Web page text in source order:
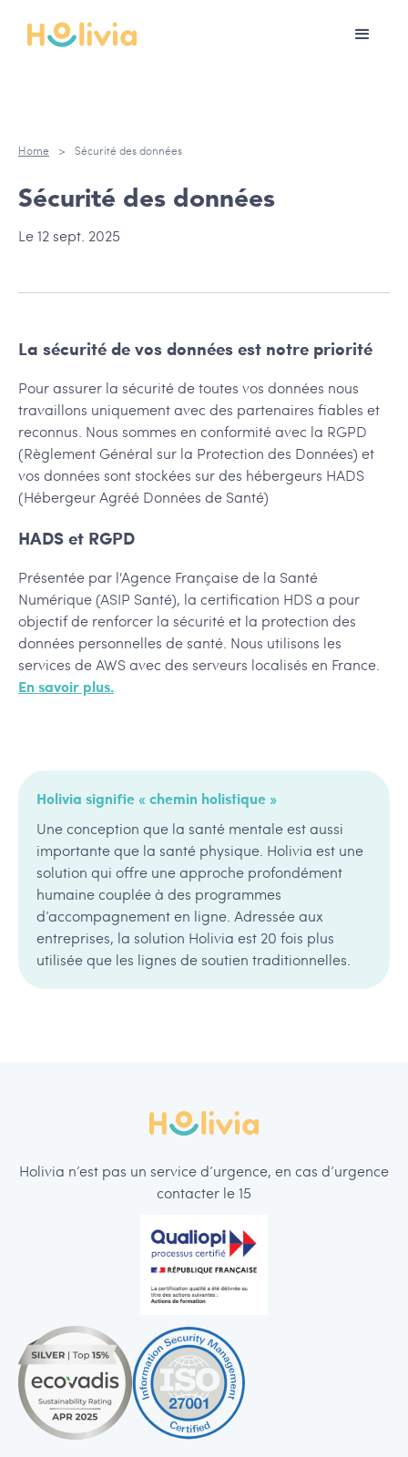
Home > Sécurité des données
Sécurité des données
Le 12 sept. 2025
La sécurité de vos données est notre priorité
Pour assurer la sécurité de toutes vos données nous
travaillons uniquement avec des partenaires fiables et
reconnus. Nous sommes en conformité avec la RGPD
(Règlement Général sur la Protection des Données) et
vos données sont stockées sur des hébergeurs HADS
(Hébergeur Agréé Données de Santé)
HADS et RGPD
Présentée par l'Agence Française de la Santé
Numérique (ASIP Santé), la certification HDS a pour
objectif de renforcer la sécurité et la protection des
données personnelles de santé. Nous utilisons les
services de AWS avec des serveurs localisés en France.
En savoir plus.
Holivia signifie « chemin holistique »
Une conception que la santé mentale est aussi
importante que la santé physique. Holivia est une
solution qui offre une approche profondément
humaine couplée à des programmes
d’accompagnement en ligne. Adressée aux
entreprises, la solution Holivia est 20 fois plus
utilisée que les lignes de soutien traditionnelles.
Holivia n’est pas un service d’urgence, en cas d’urgence
contacter le 15